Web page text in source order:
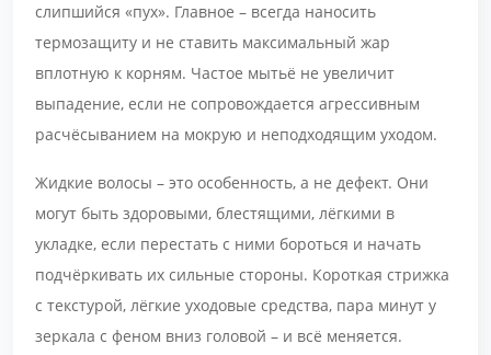
слипшийся «пух». Главное – всегда наносить
термозащиту и не ставить максимальный жар
вплотную к корням. Частое мытьё не увеличит
выпадение, если не сопровождается агрессивным
расчёсыванием на мокрую и неподходящим уходом.
Жидкие волосы – это особенность, а не дефект. Они
могут быть здоровыми, блестящими, лёгкими в
укладке, если перестать с ними бороться и начать
подчёркивать их сильные стороны. Короткая стрижка
с текстурой, лёгкие уходовые средства, пара минут у
зеркала с феном вниз головой – и всё меняется.